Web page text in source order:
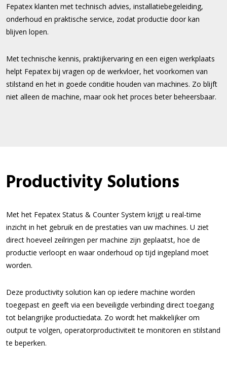
Fepatex klanten met technisch advies, installatiebegeleiding,
onderhoud en praktische service, zodat productie door kan
blijven lopen.
Met technische kennis, praktijkervaring en een eigen werkplaats
helpt Fepatex bij vragen op de werkvloer, het voorkomen van
stilstand en het in goede conditie houden van machines. Zo blijft
niet alleen de machine, maar ook het proces beter beheersbaar.
Productivity Solutions
Met het Fepatex Status & Counter System krijgt u real-time
inzicht in het gebruik en de prestaties van uw machines. U ziet
direct hoeveel zeilringen per machine zijn geplaatst, hoe de
productie verloopt en waar onderhoud op tijd ingepland moet
worden.
Deze productivity solution kan op iedere machine worden
toegepast en geeft via een beveiligde verbinding direct toegang
tot belangrijke productiedata. Zo wordt het makkelijker om
output te volgen, operatorproductiviteit te monitoren en stilstand
te beperken.